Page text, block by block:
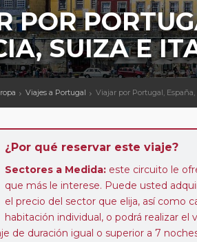
POR
SUIZA E
Viajes a Portugal Viajar por Portugal,
¿Por qué reservar este viaje?
Sectores a Medida: este circuito le
que más le interese. Puede usted
el precio del sector que elija, así como
habitación individual, o podrá realizar
de duración igual o superior a 7